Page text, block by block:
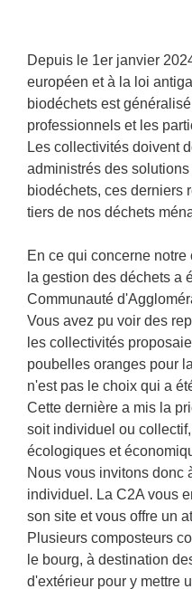
Depuis le 1er janvier
européen et à la loi
biodéchets est
professionnels et les
Les collectivités doivent
administrés des
biodéchets, ces derniers
tiers de nos déchets
En ce qui concerne
la gestion des déchets a
Communauté
Vous avez pu voir des
les collectivités
poubelles oranges pour
n'est pas le choix qui a
Cette dernière a mis la
soit individuel ou
écologiques et
Nous vous invitons donc
individuel. La C2A vous
son site et vous offre un
Plusieurs composteurs
le bourg, à destination
d'extérieur pour y mettre